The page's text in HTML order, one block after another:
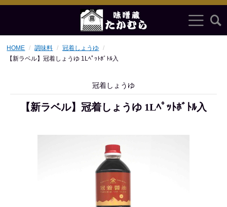
HOME 調味料
冠着しょうゆ
【新ラベル】冠着しょうゆ 1Lﾍﾟｯﾄﾎﾞﾄﾙ入
冠着しょうゆ
【新ラベル】冠着しょうゆ 1Lﾍﾟｯﾄﾎﾞﾄﾙ入